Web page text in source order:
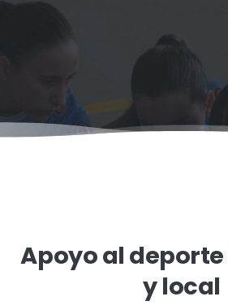
Apoyoal deporte
ylocal